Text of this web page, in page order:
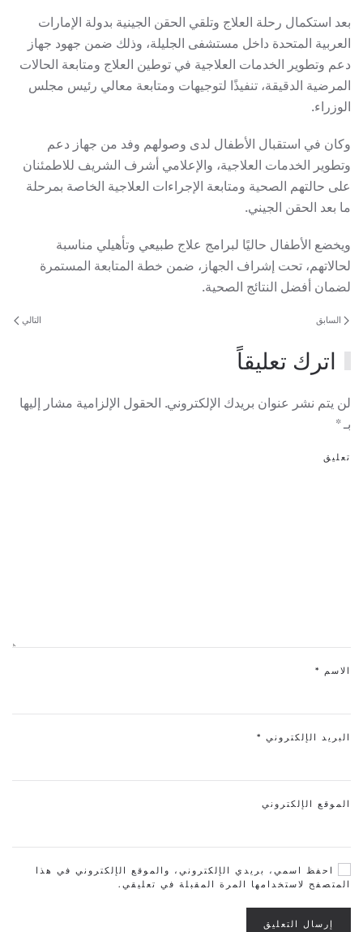
بعد استكمال رحلة العلاج وتلقي الحقن الجينية بدولة الإمارات
العربية المتحدة داخل مستشفى الجليلة، وذلك ضمن جهود جهاز
دعم وتطوير الخدمات العلاجية في توطين العلاج ومتابعة الحالات
المرضية الدقيقة، تنفيذًا لتوجيهات ومتابعة معالي رئيس مجلس
الوزراء.
وكان في استقبال الأطفال لدى وصولهم وفد من جهاز دعم
وتطوير الخدمات العلاجية، والإعلامي أشرف الشريف للاطمئنان
على حالتهم الصحية ومتابعة الإجراءات العلاجية الخاصة بمرحلة
ما بعد الحقن الجيني.
ويخضع الأطفال حاليًا لبرامج علاج طبيعي وتأهيلي مناسبة
لحالاتهم، تحت إشراف الجهاز، ضمن خطة المتابعة المستمرة
لضمان أفضل النتائج الصحية.
السابق التالي
اترك تعليقاً
لن يتم نشر عنوان بريدك الإلكتروني. الحقول الإلزامية مشار إليها
بـ*
تعليق
الاسم *
البريد الإلكتروني *
الموقع الإلكتروني
احفظ اسمي، بريدي الإلكتروني، والموقع الإلكتروني في هذا
المتصفح لاستخدامها المرة المقبلة في تعليقي.
إرسال التعليق